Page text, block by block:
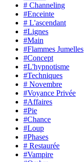
# Channeling
#Enceinte
# L'ascendant
#Lignes
#Main
#Flammes Jumelles
#Concept
#L'hypnotisme
#Techniques
# Novembre
#Voyance Privée
#Affaires
#Pie
#Chance
#Loup
#Phases
# Restaurée
#Vampire